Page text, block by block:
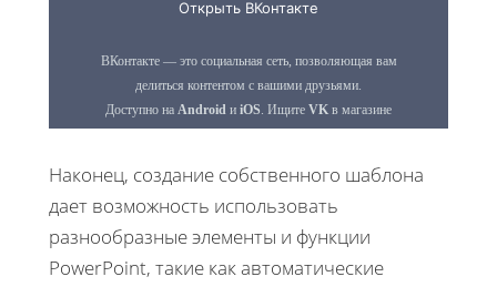
Наконец, создание собственного шаблона
дает возможность использовать
разнообразные элементы и функции
PowerPoint, такие как автоматические